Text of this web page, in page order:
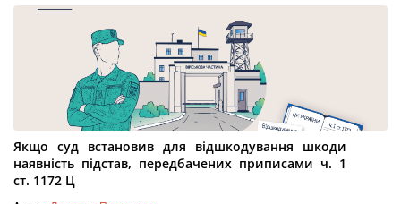
Якщо суд встановив для відшкодування шкоди
наявність підстав, передбачених приписами ч. 1
ст. 1172 Ц